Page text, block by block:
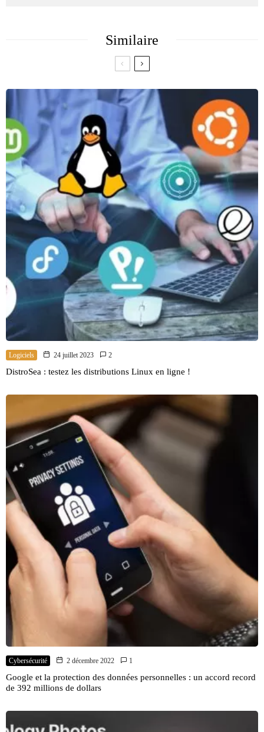
Similaire
Logiciels 24 juillet 2023 2
DistroSea : testez les distributions Linux en ligne !
Cybersécurité 2 décembre 2022 1
Google et la protection des données personnelles : un accord record
de 392 millions de dollars